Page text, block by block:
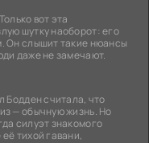
вот эта
шутку наоборот: его
Он слышит такие нюансы
даже не замечают.
Бодден считала, что
— обычную жизнь. Но
силуэт знакомого
тихой гавани,